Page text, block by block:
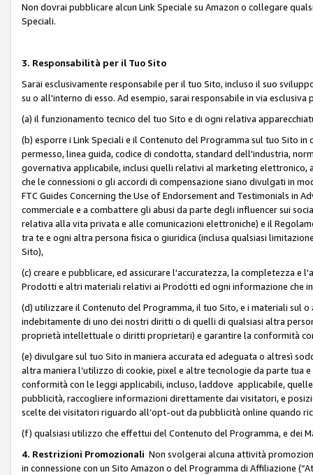
Non dovrai pubblicare alcun Link Speciale su Amazon o collegare
Speciali.
3. Responsabilità per il Tuo Sito
Sarai esclusivamente responsabile per il tuo Sito, incluso il suo
su o all'interno di esso. Ad esempio, sarai responsabile in via esclusiva
(a) il funzionamento tecnico del tuo Sito e di ogni relativa
(b) esporre i Link Speciali e il Contenuto del Programma sul tuo Sito in
permesso, linea guida, codice di condotta, standard dell'industria,
governativa applicabile, inclusi quelli relativi al marketing
che le connessioni o gli accordi di compensazione siano divulgati in
FTC Guides Concerning the Use of Endorsement and Testimonials in
commerciale e a combattere gli abusi da parte degli influencer sui
relativa alla vita privata e alle comunicazioni elettroniche) e il
tra te e ogni altra persona fisica o giuridica (inclusa qualsiasi
Sito),
(c) creare e pubblicare, ed assicurare l'accuratezza, la completezza
Prodotti e altri materiali relativi ai Prodotti ed ogni informazione che
(d) utilizzare il Contenuto del Programma, il tuo Sito, e i materiali sul
indebitamente di uno dei nostri diritti o di quelli di qualsiasi altra
proprietà intellettuale o diritti proprietari) e garantire la conformità
(e) divulgare sul tuo Sito in maniera accurata ed adeguata o altresì
altra maniera l’utilizzo di cookie, pixel e altre tecnologie da parte tua
conformità con le leggi applicabili, incluso, laddove applicabile,
pubblicità, raccogliere informazioni direttamente dai visitatori, e
scelte dei visitatori riguardo all’opt-out da pubblicità online quando
(f) qualsiasi utilizzo che effettui del Contenuto del Programma, e dei
4. Restrizioni Promozionali Non svolgerai alcuna attività
in connessione con un Sito Amazon o del Programma di Affiliazione